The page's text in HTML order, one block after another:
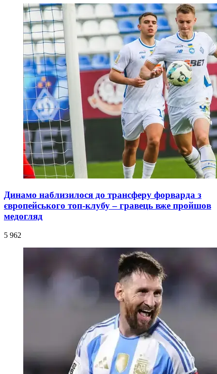
Динамо наблизилося до трансферу форварда з
європейського топ-клубу – гравець вже пройшов
медогляд
5 962